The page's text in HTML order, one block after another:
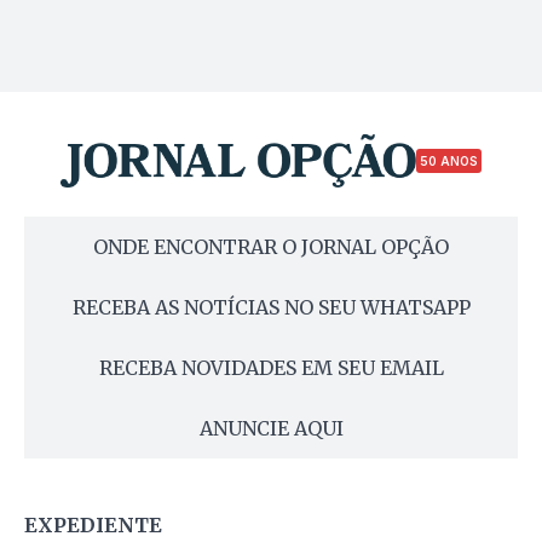
50 ANOS
ONDE ENCONTRAR O JORNAL OPÇÃO
RECEBA AS NOTÍCIAS NO SEU WHATSAPP
RECEBA NOVIDADES EM SEU EMAIL
ANUNCIE AQUI
EXPEDIENTE